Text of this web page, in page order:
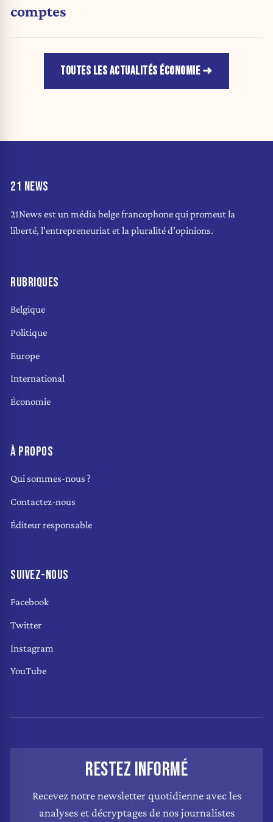
comptes
TOUTES LES ACTUALITÉS ÉCONOMIE
21 NEWS
21News est un média belge francophone qui promeut la
liberté, l'entrepreneuriat et la pluralité d'opinions.
RUBRIQUES
Belgique
Politique
Europe
International
Économie
À PROPOS
Qui sommes-nous ?
Contactez-nous
Éditeur responsable
SUIVEZ-NOUS
Facebook
Twitter
Instagram
YouTube
RESTEZ INFORMÉ
Recevez notre newsletter quotidienne avec les
analyses et décryptages de nos journalistes